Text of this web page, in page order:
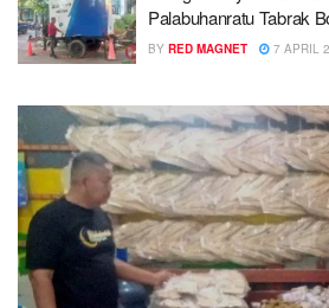
Palabuhanratu Tabrak
BY RED MAGNET 7 APRIL